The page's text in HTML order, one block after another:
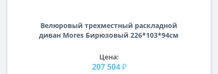
Велюровый трехместный раскладной
диван Mores Бирюзовый 226*103*94см
Цена:
207 504 ₽